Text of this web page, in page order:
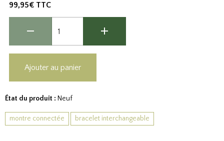
99,95€ TTC
Ajouter au panier
État du produit : Neuf
montre connectée bracelet interchangeable